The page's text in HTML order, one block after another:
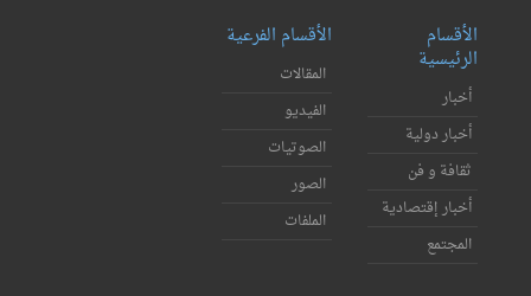
الأقسام
الرئيسية
أخبار
أخبار دولية
ثقافة و فن
أخبار إقتصادية
المجتمع
الأقسام الفرعية
المقالات
الفيديو
الصوتيات
الصور
الملفات